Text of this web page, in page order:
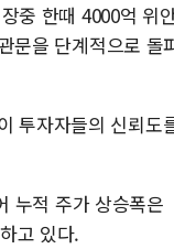
중 한때 4000억 위
문을 단계적으로 돌
투자자들의 신뢰도
누적 주가 상승폭은
고 있다.